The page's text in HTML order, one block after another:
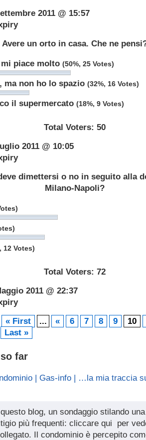
2011 @ 15:57
Avere un orto in casa. Che ne
piace molto (50%, 25 Votes)
ma non ho lo spazio (32%, 16 Votes)
il supermercato (18%, 9 Votes)
Total Voters: 50
2011 @ 10:05
dimettersi o no in seguito alla
Milano-Napoli?
12 Votes)
Total Voters: 72
2011 @ 22:37
« First ... « 6 7 8 9 10
Last »
far
| Gas-info | …la mia traccia
blog, un sondaggio stilando
più frequenti: cliccare qui per
Il condominio è percepito